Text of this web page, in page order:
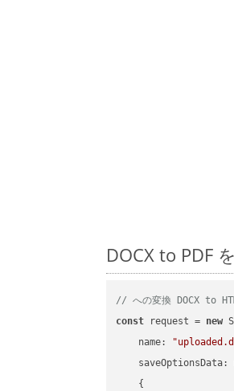
DOCX to PDF
// への変換 DOCX to
const request = new
name:
saveOptionsData:
    {